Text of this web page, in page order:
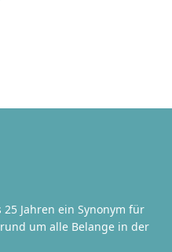
Jahren ein Synonym für
um alle Belange in der